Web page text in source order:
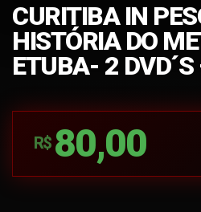
CURITIBA IN
HISTÓRIA DO
ETUBA- 2 DVD´S
R$ 80,00